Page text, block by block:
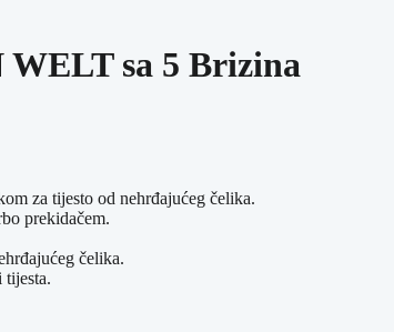
sa 5 Brizina
za tijesto od nehrđajućeg čelika.
prekidačem.
čelika.
tijesta.